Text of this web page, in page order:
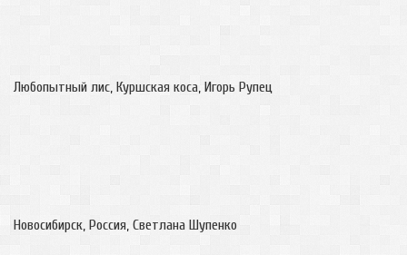
Любопытный лис, Куршская коса, Игорь Рупец
Новосибирск, Россия, Светлана Шупенко